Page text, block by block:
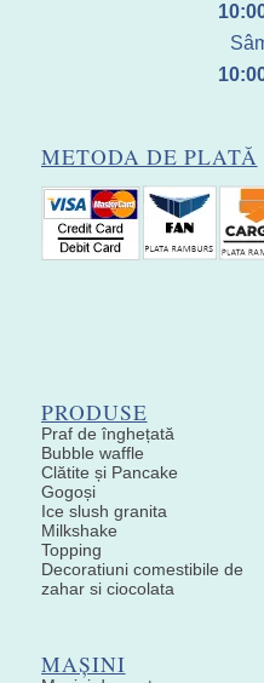
METODA DE PLATĂ
PRODUSE
Praf de înghețată
Bubble waffle
Clătite și Pancake
Gogoși
Ice slush granita
Milkshake
Topping
Decoratiuni comestibile de
zahar si ciocolata
MAȘINI